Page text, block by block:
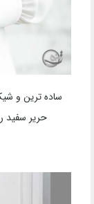
ساده ترین و
حریر سفید